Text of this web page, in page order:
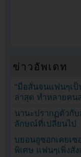
ข่าวอัพเดท
“มือสั่นจนแฟนๆเป็
ล่าสุด ทำหลายคน
นานะปรากฏตัวกั
ลักษณ์ที่เปลี่ยนไป
บยอนอูซอกเคยเซ
พิเศษ แฟนๆเพิ่งสั